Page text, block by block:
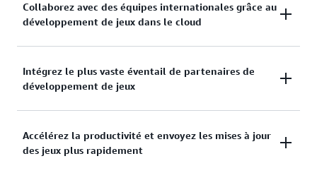
Collaborez avec des équipes internationales grâce au
développement de jeux dans le cloud
grâce à l'infrastructure mondiale AWS. Permettez à
votre équipe de créer du contenu, de concevoir et de
tester, où qu'elle se trouve.
Intégrez le plus vaste éventail de partenaires de
développement de jeux
l'achat et à l'utilisation de logiciels et de services
cloud populaires auprès de partenaires du secteur
Accélérez la productivité et envoyez les mises à jour
des jeux plus rapidement